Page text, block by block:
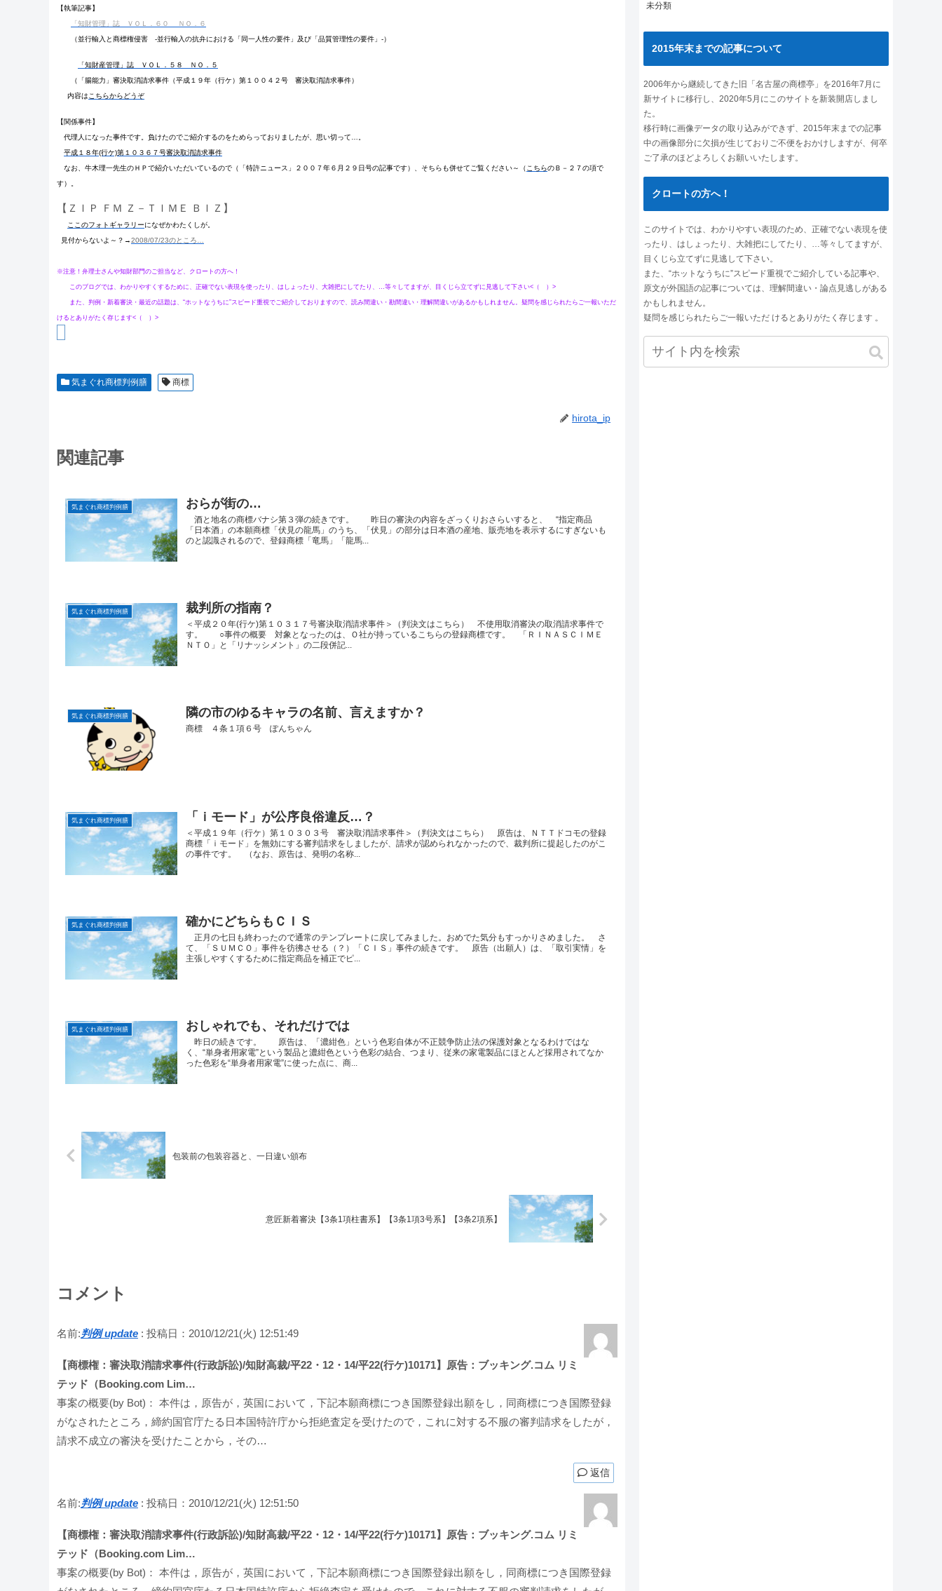
【執筆記事】
「知財管理」誌
ＶＯＬ．６０ ＮＯ．６
（並行輸入と商標権侵害 -並行輸入の抗弁における「同一人性の要件」及び「品質管理性の要件」-）
「知財産管理」誌 ＶＯＬ．５８ ＮＯ．５
（「腸能力」審決取消請求事件（平成１９年（行ケ）第１００４２号 審決取消請求事件）
内容はこちらからどうぞ
【関係事件】
代理人になった事件です。負けたのでご紹介するのをためらっておりましたが、思い切って…。
平成１８年(行ケ)第１０３６７号審決取消請求事件
なお、牛木理一先生のＨＰで紹介いただいているので（「特許ニュース」２００７年６月２９日号の記事です）、そちらも併せてご覧ください～（こちらのＢ－２７の項で
す）。
【ＺＩＰ ＦＭ Ｚ－ＴＩＭＥ ＢＩＺ】
ここのフォトギャラリーになぜかわたくしが。
見付からないよ～？→2008/07/23のところ…
※注意！弁理士さんや知財部門のご担当など、クロートの方へ！
このブログでは、わかりやすくするために、正確でない表現を使ったり、はしょったり、大雑把にしてたり、…等々してますが、目くじら立てずに見逃して下さい<（ ）>
また、判例・新着審決・最近の話題は、“ホットなうちに”スピード重視でご紹介しておりますので、読み間違い・勘間違い・理解間違いがあるかもしれません。疑問を感じられたらご一報いただ
けるとありがたく存じます<（ ）>
気まぐれ商標判例膳 商標
hirota_ip
関連記事
気まぐれ商標判例膳 おらが街の…
酒と地名の商標バナシ第３弾の続きです。 昨日の審決の内容をざっくりおさらいすると、 “指定商品
「日本酒」の本願商標「伏見の龍馬」のうち、「伏見」の部分は日本酒の産地、販売地を表示するにすぎないも
のと認識されるので、登録商標「竜馬」「龍馬...
気まぐれ商標判例膳 裁判所の指南？
＜平成２０年(行ケ)第１０３１７号審決取消請求事件＞（判決文はこちら） 不使用取消審決の取消請求事件で
す。 ○事件の概要 対象となったのは、Ｏ社が持っているこちらの登録商標です。 「ＲＩＮＡＳＣＩＭＥ
ＮＴＯ」と「リナッシメント」の二段併記...
気まぐれ商標判例膳 隣の市のゆるキャラの名前、言えますか？
商標 ４条１項６号 ぽんちゃん
気まぐれ商標判例膳 「ｉモード」が公序良俗違反…？
＜平成１９年（行ケ）第１０３０３号 審決取消請求事件＞（判決文はこちら） 原告は、ＮＴＴドコモの登録
商標「ｉモード」を無効にする審判請求をしましたが、請求が認められなかったので、裁判所に提起したのがこ
の事件です。 （なお、原告は、発明の名称...
気まぐれ商標判例膳 確かにどちらもＣＩＳ
正月の七日も終わったので通常のテンプレートに戻してみました。おめでた気分もすっかりさめました。 さ
て、「ＳＵＭＣＯ」事件を彷彿させる（？）「ＣＩＳ」事件の続きです。 原告（出願人）は、「取引実情」を
主張しやすくするために指定商品を補正でピ...
気まぐれ商標判例膳 おしゃれでも、それだけでは
昨日の続きです。 原告は、「濃紺色」という色彩自体が不正競争防止法の保護対象となるわけではな
く、“単身者用家電”という製品と濃紺色という色彩の結合、つまり、従来の家電製品にほとんど採用されてなか
った色彩を“単身者用家電”に使った点に、商...
包装前の包装容器と、一日違い頒布
意匠新着審決【3条1項柱書系】【3条1項3号系】【3条2項系】
コメント
名前:判例 update : 投稿日：2010/12/21(火) 12:51:49
【商標権：審決取消請求事件(行政訴訟)/知財高裁/平22・12・14/平22(行ケ)10171】原告：ブッキング.コム リミ
テッド（Booking.com Lim…
事案の概要(by Bot)： 本件は，原告が，英国において，下記本願商標につき国際登録出願をし，同商標につき国際登録
がなされたところ，締約国官庁たる日本国特許庁から拒絶査定を受けたので，これに対する不服の審判請求をしたが，
請求不成立の審決を受けたことから，その…
返信
名前:判例 update : 投稿日：2010/12/21(火) 12:51:50
【商標権：審決取消請求事件(行政訴訟)/知財高裁/平22・12・14/平22(行ケ)10171】原告：ブッキング.コム リミ
テッド（Booking.com Lim…
事案の概要(by Bot)： 本件は，原告が，英国において，下記本願商標につき国際登録出願をし，同商標につき国際登録
未分類
2015年末までの記事について
2006年から継続してきた旧「名古屋の商標亭」を2016年7月に
新サイトに移行し、2020年5月にこのサイトを新装開店しまし
た。
移行時に画像データの取り込みができず、2015年末までの記事
中の画像部分に欠損が生じておりご不便をおかけしますが、何卒
ご了承のほどよろしくお願いいたします。
クロートの方へ！
このサイトでは、わかりやすい表現のため、正確でない表現を使
ったり、はしょったり、大雑把にしてたり、…等々してますが、
目くじら立てずに見逃して下さい。
また、“ホットなうちに”スピード重視でご紹介している記事や、
原文が外国語の記事については、理解間違い・論点見逃しがある
かもしれません。
疑問を感じられたらご一報いただ けるとありがたく存じます 。